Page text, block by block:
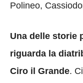
Polineo,
Una delle storie
riguarda la
Ciro il Grande.